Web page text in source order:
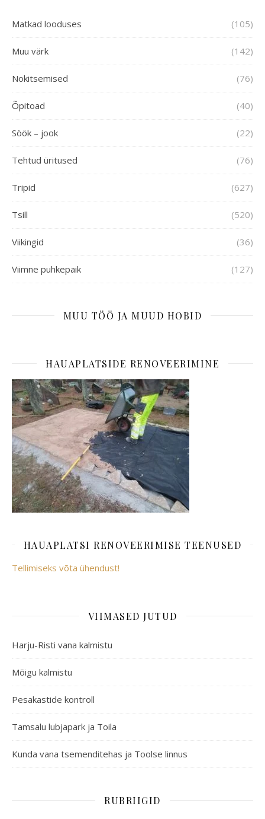
Matkad looduses (105)
Muu värk (142)
Nokitsemised (76)
Õpitoad (40)
Söök – jook (22)
Tehtud üritused (76)
Tripid (627)
Tsill (520)
Viikingid (36)
Viimne puhkepaik (127)
MUU TÖÖ JA MUUD HOBID
HAUAPLATSIDE RENOVEERIMINE
HAUAPLATSI RENOVEERIMISE TEENUSED
Tellimiseks võta ühendust!
VIIMASED JUTUD
Harju-Risti vana kalmistu
Mõigu kalmistu
Pesakastide kontroll
Tamsalu lubjapark ja Toila
Kunda vana tsemenditehas ja Toolse linnus
RUBRIIGID